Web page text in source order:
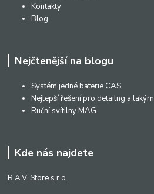
Kontakty
Blog
Nejčtenější na blogu
Systém jedné baterie CAS
Nejlepší řešení pro detailng a
Ruční svítilny MAG
Kde nás najdete
R.A.V. Store s.r.o.